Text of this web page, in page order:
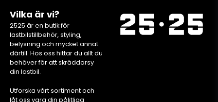
Vilka är vi?
2525 är en butik för
lastbilstillbehör, styling,
belysning och mycket annat
därtill. Hos oss hittar du allt du
behöver för att skräddarsy
din lastbil.
Utforska vårt sortiment och
låt oss vara din pålitliga